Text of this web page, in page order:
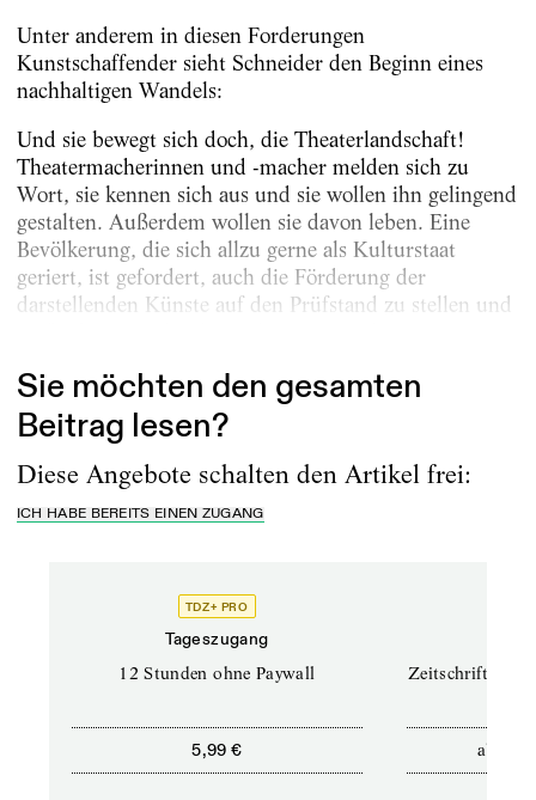
Unter anderem in diesen Forderungen
Kunstschaffender sieht Schneider den Beginn eines
nachhaltigen Wandels:
Und sie bewegt sich doch, die Theaterlandschaft!
Theatermacherinnen und -macher melden sich zu
Wort, sie kennen sich aus und sie wollen ihn gelingend
gestalten. Außerdem wollen sie davon leben. Eine
Bevölkerung, die sich allzu gerne als Kulturstaat
geriert, ist gefordert, auch die Förderung der
darstellenden Künste auf den Prüfstand zu stellen und
Sie möchten den gesamten
Beitrag lesen?
Diese Angebote schalten den Artikel frei:
ICH HABE BEREITS EINEN ZUGANG
TDZ+ PRO
Tageszugang
12 Stunden ohne Paywall
5,99 €
Zeitschriften
ab